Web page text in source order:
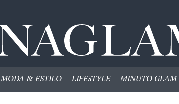
MODA & ESTILO LIFESTYLE MINUTO GLAM